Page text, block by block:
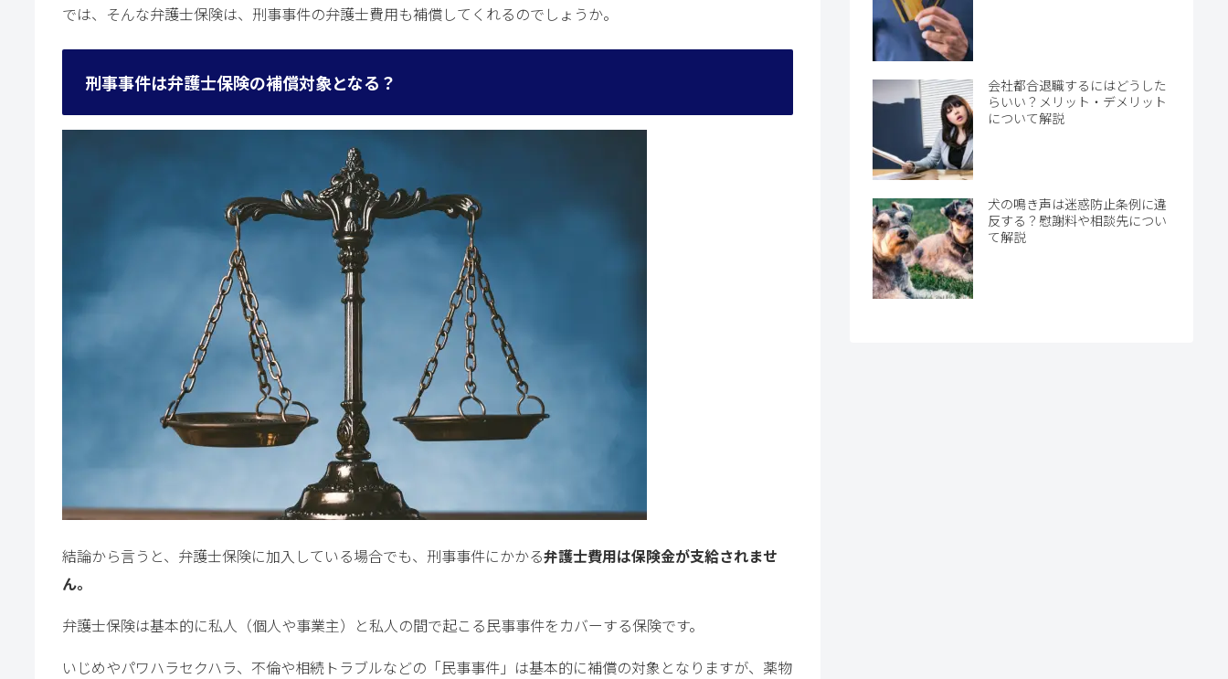
では、そんな弁護士保険は、刑事事件の弁護士費用も補償してくれるのでしょうか。
刑事事件は弁護士保険の補償対象となる？
結論から言うと、弁護士保険に加入している場合でも、刑事事件にかかる弁護士費用は保険金が支給されませ
ん。
弁護士保険は基本的に私人（個人や事業主）と私人の間で起こる民事事件をカバーする保険です。
いじめやパワハラセクハラ、不倫や相続トラブルなどの「民事事件」は基本的に補償の対象となりますが、薬物
会社都合退職するにはどうした
らいい？メリット・デメリット
について解説
犬の鳴き声は迷惑防止条例に違
反する？慰謝料や相談先につい
て解説